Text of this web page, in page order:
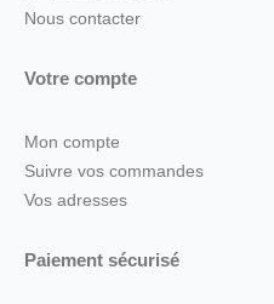
Nous contacter
Votre compte
Mon compte
Suivre vos commandes
Vos adresses
Paiement sécurisé